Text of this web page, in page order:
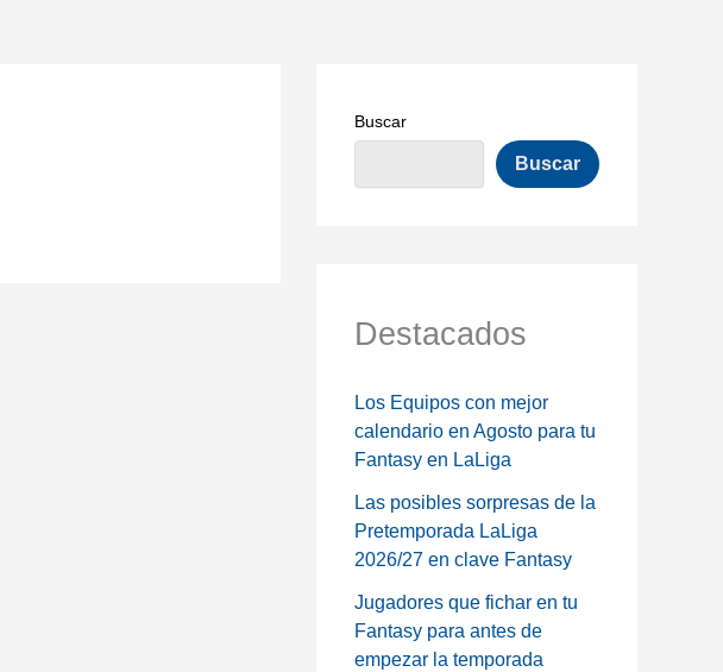
Buscar
Buscar
Destacados
Los Equipos con mejor
calendario en Agosto para tu
Fantasy en LaLiga
Las posibles sorpresas de la
Pretemporada LaLiga
2026/27 en clave Fantasy
Jugadores que fichar en tu
Fantasy para antes de
empezar la temporada